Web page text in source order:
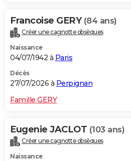
Francoise GERY (84 ans)
Créer une cagnotte obsèques
Naissance
04/07/1942 à Paris
Décès
27/07/2026 à Perpignan
Famille GERY
Eugenie JACLOT (103 ans)
Créer une cagnotte obsèques
Naissance